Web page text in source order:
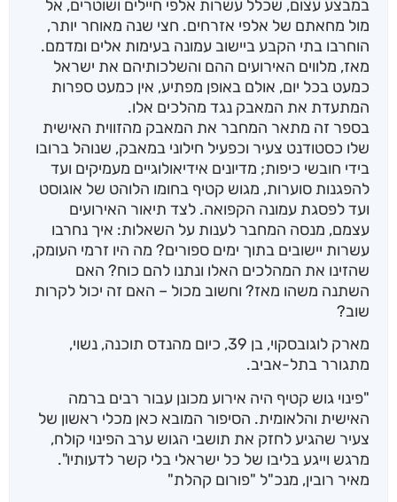
במבצע עצום, שכלל עשרות אלפי חיילים ושוטרים, אל
מול מחאתם של אלפי אזרחים. חצי שנה מאוחר יותר,
הוחרבו בתי הקבע ביישוב עמונה בעימות אלים ומדמם.
מאז, מלווים האירועים ההם והשלכותיהם את ישראל
כמעט בכל יום, אולם באופן מפתיע, אין כמעט ספרות
המתעדת את המאבק נגד מהלכים אלו.
בספר זה מתאר המחבר את המאבק מהזווית האישית
שלו כסטודנט צעיר וכפעיל חילוני במאבק, שנוהל ברובו
בידי חובשי כיפות; מדיונים אידיאולוגיים מעמיקים ועד
להפגנות סוערות, מגוש קטיף בחומו הלוהט של אוגוסט
ועד לפסגת עמונה הקפואה. לצד תיאור האירועים
עצמם, מנסה המחבר לענות על השאלות: איך נחרבו
עשרות יישובים בתוך ימים ספורים? מה היו זרמי העומק,
שהזינו את המהלכים האלו ונתנו להם כוח? האם
השתנה משהו מאז? וחשוב מכול – האם זה יכול לקרות
שוב?
מארק לוגובסקוי, בן 39, כיום מהנדס תוכנה, נשוי,
מתגורר בתל-אביב.
"פינוי גוש קטיף היה אירוע מכונן עבור רבים ברמה
האישית והלאומית. הסיפור המובא כאן מכלי ראשון של
צעיר שהגיע לחזק את תושבי הגוש ערב הפינוי קולח,
מרגש וייגע בליבו של כל ישראלי בלי קשר לדעותיו".
מאיר רובין, מנכ"ל "פורום קהלת"